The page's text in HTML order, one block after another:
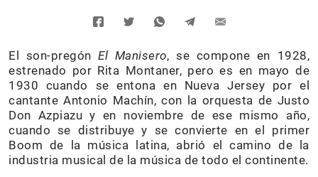
El son-pregónEl Manisero, se compone en 1928,
estrenado por Rita Montaner, pero es en mayo de
1930 cuando se entona en Nueva Jersey por el
cantante Antonio Machín, con la orquesta de Justo
Don Azpiazu y en noviembre de ese mismo año,
cuando se distribuye y se convierte en el primer
Boom de la música latina, abrió el camino de la
industria musical de la música de todo el continente.